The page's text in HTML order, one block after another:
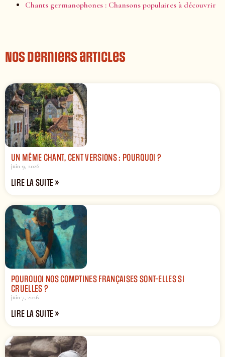
Chants germanophones : Chansons populaires à découvrir
Nos derniers articles
UN MÊME CHANT, CENT VERSIONS : POURQUOI ?
juin 9, 2026
LIRE LA SUITE »
POURQUOI NOS COMPTINES FRANÇAISES SONT-ELLES SI
CRUELLES ?
juin 7, 2026
LIRE LA SUITE »